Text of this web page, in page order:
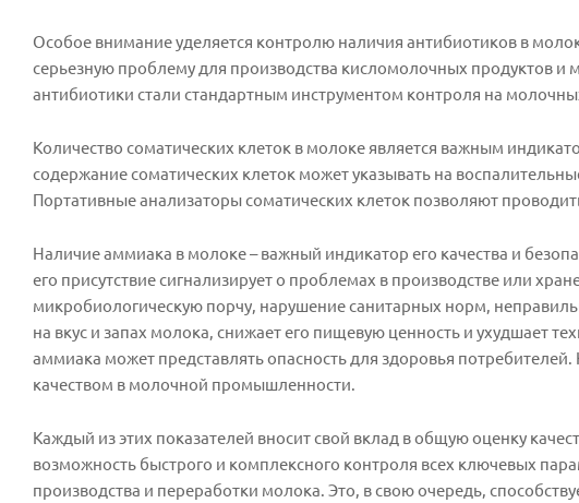
Особое внимание уделяется контролю наличия антибиотиков в
серьезную проблему для производства кисломолочных продуктов и
антибиотики стали стандартным инструментом контроля на
Количество соматических клеток в молоке является важным
содержание соматических клеток может указывать на
Портативные анализаторы соматических клеток позволяют
Наличие аммиака в молоке – важный индикатор его качества и
его присутствие сигнализирует о проблемах в производстве или
микробиологическую порчу, нарушение санитарных норм,
на вкус и запах молока, снижает его пищевую ценность и ухудшает
аммиака может представлять опасность для здоровья
качеством в молочной промышленности.
Каждый из этих показателей вносит свой вклад в общую оценку
возможность быстрого и комплексного контроля всех ключевых
производства и переработки молока. Это, в свою очередь,